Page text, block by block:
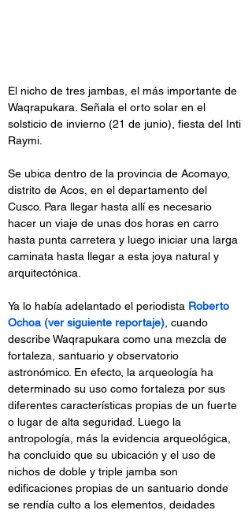
El nicho de tres jambas, el más importante de
Waqrapukara. Señala el orto solar en el
solsticio de invierno (21 de junio), fiesta del Inti
Raymi.
Se ubica dentro de la provincia de Acomayo,
distrito de Acos, en el departamento del
Cusco. Para llegar hasta allí es necesario
hacer un viaje de unas dos horas en carro
hasta punta carretera y luego iniciar una larga
caminata hasta llegar a esta joya natural y
arquitectónica.
Ya lo había adelantado el periodista Roberto
Ochoa (ver siguiente reportaje) , cuando
describe Waqrapukara como una mezcla de
fortaleza, santuario y observatorio
astronómico. En efecto, la arqueología ha
determinado su uso como fortaleza por sus
diferentes características propias de un fuerte
o lugar de alta seguridad. Luego la
antropología, más la evidencia arqueológica,
ha concluido que su ubicación y el uso de
nichos de doble y triple jamba son
edificaciones propias de un santuario donde
se rendía culto a los elementos, deidades